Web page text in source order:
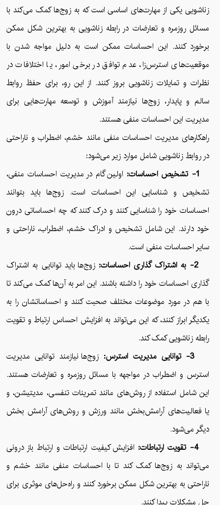
زناشویی یکی از مهارت‌های اساسی است که به زوج‌ها کمک می‌کند با
مسائل روزمره و تعارضات در رابطه زناشویی به بهترین شکل ممکن
برخورد کنند. این احساسات ممکن است به دلیل مواجه شدن با
موقعیت‌های استرس‌زا، عدم توافق در برخی امور، یا اختلافات در
نظرات و تمایلات زناشویی بروز کنند. از این رو، برای حفظ روابط
سالم و پایدار، زوج‌ها نیازمند آموزش و توسعه مهارت‌هایی برای
مدیریت این احساسات منفی هستند.
راهکارهای مدیریت احساسات منفی مانند خشم، اضطراب و ناراحتی
در روابط زناشویی شامل موارد زیر می‌شود:
1- تشخیص احساسات:
اولین گام در مدیریت احساسات منفی،
تشخیص و شناسایی این احساسات است. زوج‌ها باید بتوانند
احساسات خود را شناسایی کنند و درک کنند که چه احساساتی درون
خود دارند. این شامل تشخیص و ادراک خشم، اضطراب، ناراحتی و
سایر احساسات منفی است.
زوج‌ها باید توانایی به اشتراک
گذاری احساسات خود را داشته باشند. این امر به آن‌ها کمک می‌کند تا
با هم در مورد موضوعات مختلف صحبت کنند و احساساتشان را به
یکدیگر ابراز کنند، که این می‌تواند به افزایش احساس ارتباط و تقویت
رابطه زناشویی کمک کند.
3- توانایی مدیریت استرس:
زوج‌ها نیازمند توانایی مدیریت
استرس و اضطراب در مواجهه با مسائل روزمره و تعارضات هستند.
این شامل استفاده از روش‌های مانند تمرینات تنفسی، مدیتیشن، و
یا فعالیت‌های آرامش‌بخش مانند ورزش و روش‌های آرامش بخش
دیگر می‌شود.
4- تقویت ارتباطات:
افزایش کیفیت ارتباطات و ارتباط باز درونی
می‌تواند به زوج‌ها کمک کند تا با احساسات منفی مانند خشم و
ناراحتی به بهترین شکل ممکن برخورد کنند و راه‌حل‌های موثری برای
حل مشکلات پیدا کنند.